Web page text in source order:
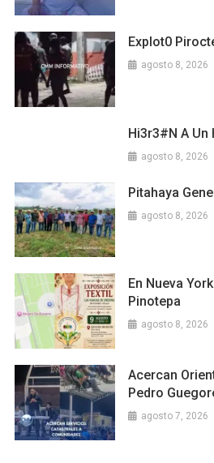
Explot0
agosto 8, 2026
Hi3r3#n A Un
agosto 8, 2026
Pitahaya
agosto 8, 2026
En Nueva
Pinotepa
agosto 8, 2026
Acercan
Pedro
agosto 7, 2026